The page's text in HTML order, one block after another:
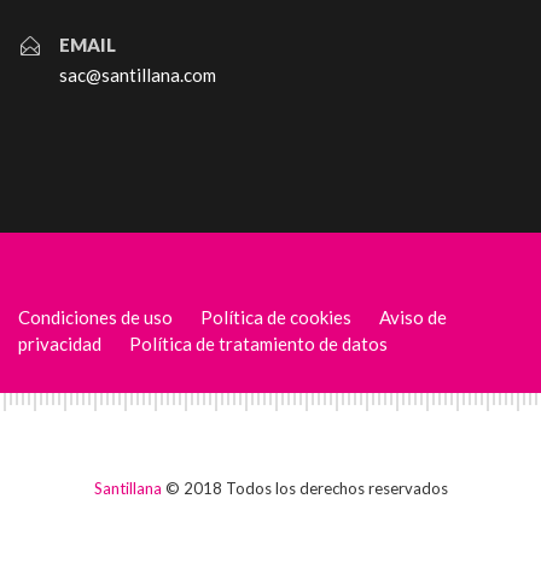
EMAIL
sac@santillana.com
Condiciones de uso Política de cookies
Aviso de
privacidad
Política de tratamiento de datos
Santillana © 2018 Todos los derechos reservados